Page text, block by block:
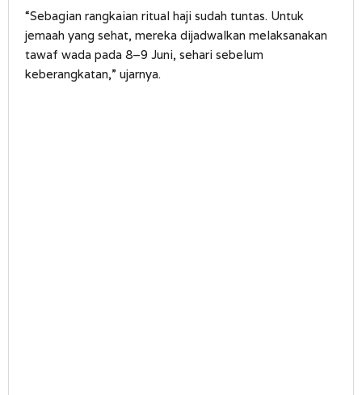
“Sebagian rangkaian ritual haji sudah tuntas. Untuk
jemaah yang sehat, mereka dijadwalkan melaksanakan
tawaf wada pada 8–9 Juni, sehari sebelum
keberangkatan,” ujarnya.